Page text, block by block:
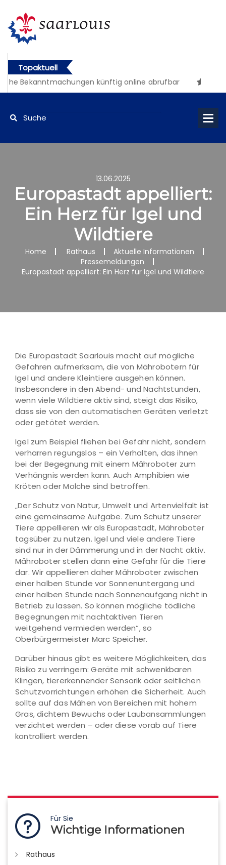
Topaktuell
Bekanntmachungen künftig online abrufbar
13.06.2025
Europastadt appelliert:
Ein Herz für Igel und
Wildtiere
Home Rathaus
Aktuelle Informationen
Pressemeldungen
Europastadt appelliert: Ein Herz für Igel und Wildtiere
Die Europastadt Saarlouis macht auf mögliche
Gefahren aufmerksam, die von Mährobotern für
Igel und andere Kleintiere ausgehen können.
Insbesondere in den Abend- und Nachtstunden,
wenn viele Wildtiere aktiv sind, steigt das Risiko,
dass sie von den automatischen Geräten verletzt
oder getötet werden.
Igel zum Beispiel fliehen bei Gefahr nicht, sondern
verharren regungslos – ein Verhalten, das ihnen
bei der Begegnung mit einem Mähroboter zum
Verhängnis werden kann. Auch Amphibien wie
Kröten oder Molche sind betroffen.
„Der Schutz von Natur, Umwelt und Artenvielfalt ist
eine gemeinsame Aufgabe. Zum Schutz unserer
Tiere appellieren wir als Europastadt, Mähroboter
tagsüber zu nutzen. Igel und viele andere Tiere
sind nur in der Dämmerung und in der Nacht aktiv.
Mähroboter stellen dann eine Gefahr für die Tiere
dar. Wir appellieren daher Mähroboter zwischen
einer halben Stunde vor Sonnenuntergang und
einer halben Stunde nach Sonnenaufgang nicht in
Betrieb zu lassen. So können mögliche tödliche
Begegnungen mit nachtaktiven Tieren
weitgehend vermieden werden“, so
Oberbürgermeister Marc Speicher.
Darüber hinaus gibt es weitere Möglichkeiten, das
Risiko zu verringern: Geräte mit schwenkbaren
Klingen, tiererkennender Sensorik oder seitlichen
Schutzvorrichtungen erhöhen die Sicherheit. Auch
sollte auf das Mähen von Bereichen mit hohem
Gras, dichtem Bewuchs oder Laubansammlungen
verzichtet werden – oder diese vorab auf Tiere
kontrolliert werden.
Für Sie
Wichtige Informationen
Rathaus